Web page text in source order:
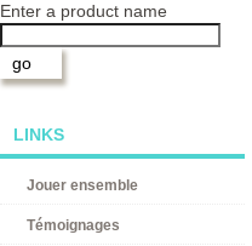
Enter a product name
LINKS
Jouer ensemble
Témoignages